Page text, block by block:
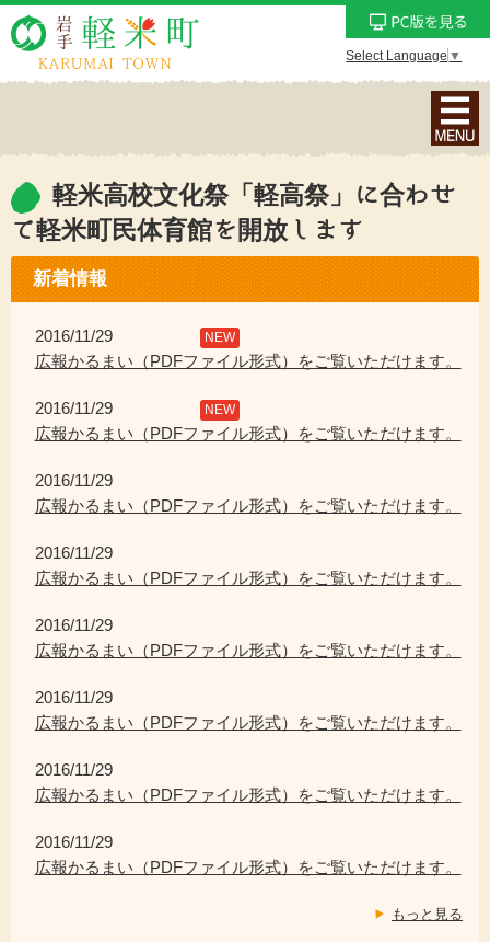
Select Language ▼
ナ
ビ
ー
ン
メ
表
軽米高校文化祭「軽高祭」に合わせ
て軽米町民体育館を開放します
新着情報
2016/11/29 NEW
広報かるまい（PDFファイル形式）をご覧いただけます。
2016/11/29 NEW
広報かるまい（PDFファイル形式）をご覧いただけます。
2016/11/29
広報かるまい（PDFファイル形式）をご覧いただけます。
2016/11/29
広報かるまい（PDFファイル形式）をご覧いただけます。
2016/11/29
広報かるまい（PDFファイル形式）をご覧いただけます。
2016/11/29
広報かるまい（PDFファイル形式）をご覧いただけます。
2016/11/29
広報かるまい（PDFファイル形式）をご覧いただけます。
2016/11/29
広報かるまい（PDFファイル形式）をご覧いただけます。
もっと見る